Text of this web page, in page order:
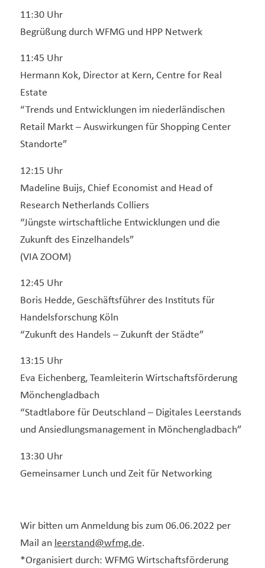
11:30 Uhr
Begrüßung durch WFMG und HPP Netwerk
11:45 Uhr
Hermann Kok, Director at Kern, Centre for Real
Estate
“Trends und Entwicklungen im niederländischen
Retail Markt – Auswirkungen für Shopping Center
Standorte”
12:15 Uhr
Madeline Buijs, Chief Economist and Head of
Research Netherlands Colliers
“Jüngste wirtschaftliche Entwicklungen und die
Zukunft des Einzelhandels”
(VIA ZOOM)
12:45 Uhr
Boris Hedde, Geschäftsführer des Instituts für
Handelsforschung Köln
“Zukunft des Handels – Zukunft der Städte”
13:15 Uhr
Eva Eichenberg, Teamleiterin Wirtschaftsförderung
Mönchengladbach
“Stadtlabore für Deutschland – Digitales Leerstands
und Ansiedlungsmanagement in Mönchengladbach”
13:30 Uhr
Gemeinsamer Lunch und Zeit für Networking
Wir bitten um Anmeldung bis zum 06.06.2022 per
Mail an leerstand@wfmg.de.
*Organisiert durch: WFMG Wirtschaftsförderung